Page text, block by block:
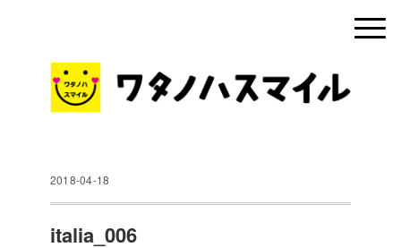
2018-04-18
italia_006